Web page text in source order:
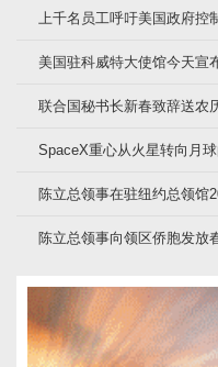
上千名员工呼吁美国政府控
美国驻科威特大使馆今天宣
联合国秘书长新春致辞送农
SpaceX重心从火星转向月
陈立总领事在驻纽约总领馆
陈立总领事向领区侨胞发放